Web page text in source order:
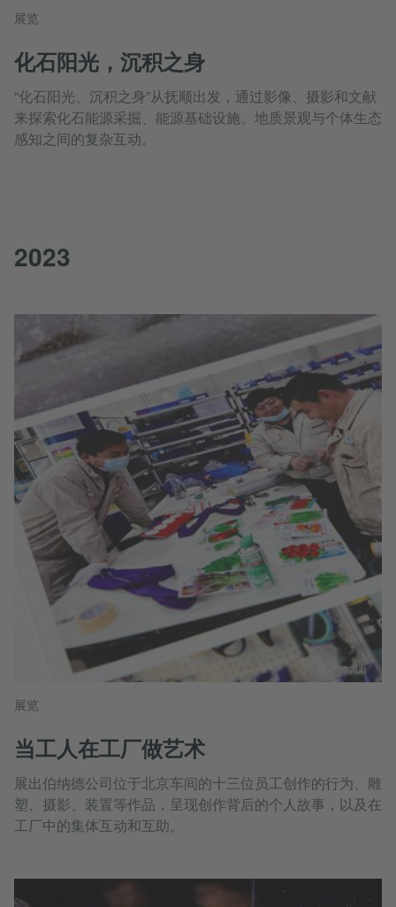
展览
化石阳光，沉积之身
“化石阳光、沉积之身”从抚顺出发，通过影像、摄影和文献
来探索化石能源采掘、能源基础设施、地质景观与个体生态
感知之间的复杂互动。
2023
展览
当工人在工厂做艺术
展出伯纳德公司位于北京车间的十三位员工创作的行为、雕
塑、摄影、装置等作品，呈现创作背后的个人故事，以及在
工厂中的集体互动和互助。
© 李胤君